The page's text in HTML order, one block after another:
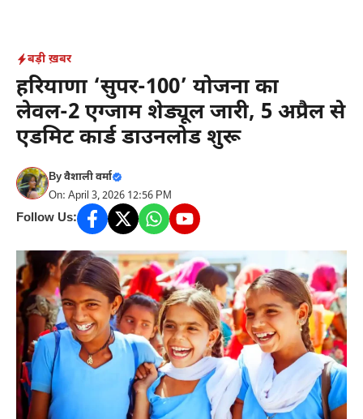
content
बड़ी ख़बर
हरियाणा ‘सुपर-100’ योजना का
लेवल-2 एग्जाम शेड्यूल जारी, 5 अप्रैल से
एडमिट कार्ड डाउनलोड शुरू
Byवैशाली वर्मा
On: April 3, 2026 12:56 PM
Follow Us: